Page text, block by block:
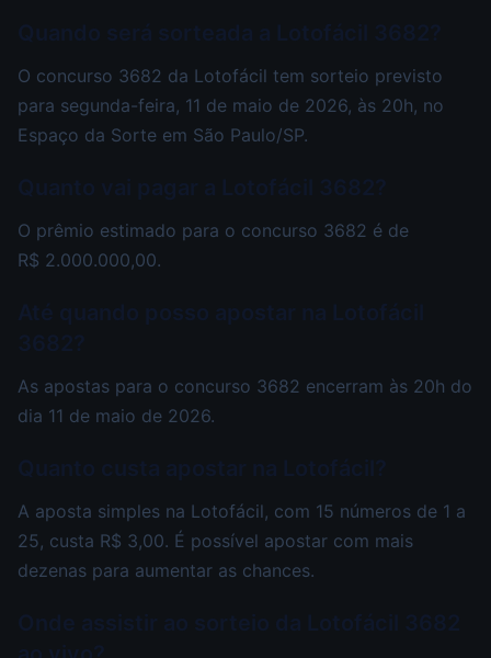
O concurso 3682 da Lotofácil tem sorteio previsto
para segunda-feira, 11 de maio de 2026, às 20h, no
Espaço da Sorte em São Paulo/SP.
O prêmio estimado para o concurso 3682 é de
R$ 2.000.000,00.
As apostas para o concurso 3682 encerram às 20h do
dia 11 de maio de 2026.
A aposta simples na Lotofácil, com 15 números de 1 a
25, custa R$ 3,00. É possível apostar com mais
dezenas para aumentar as chances.